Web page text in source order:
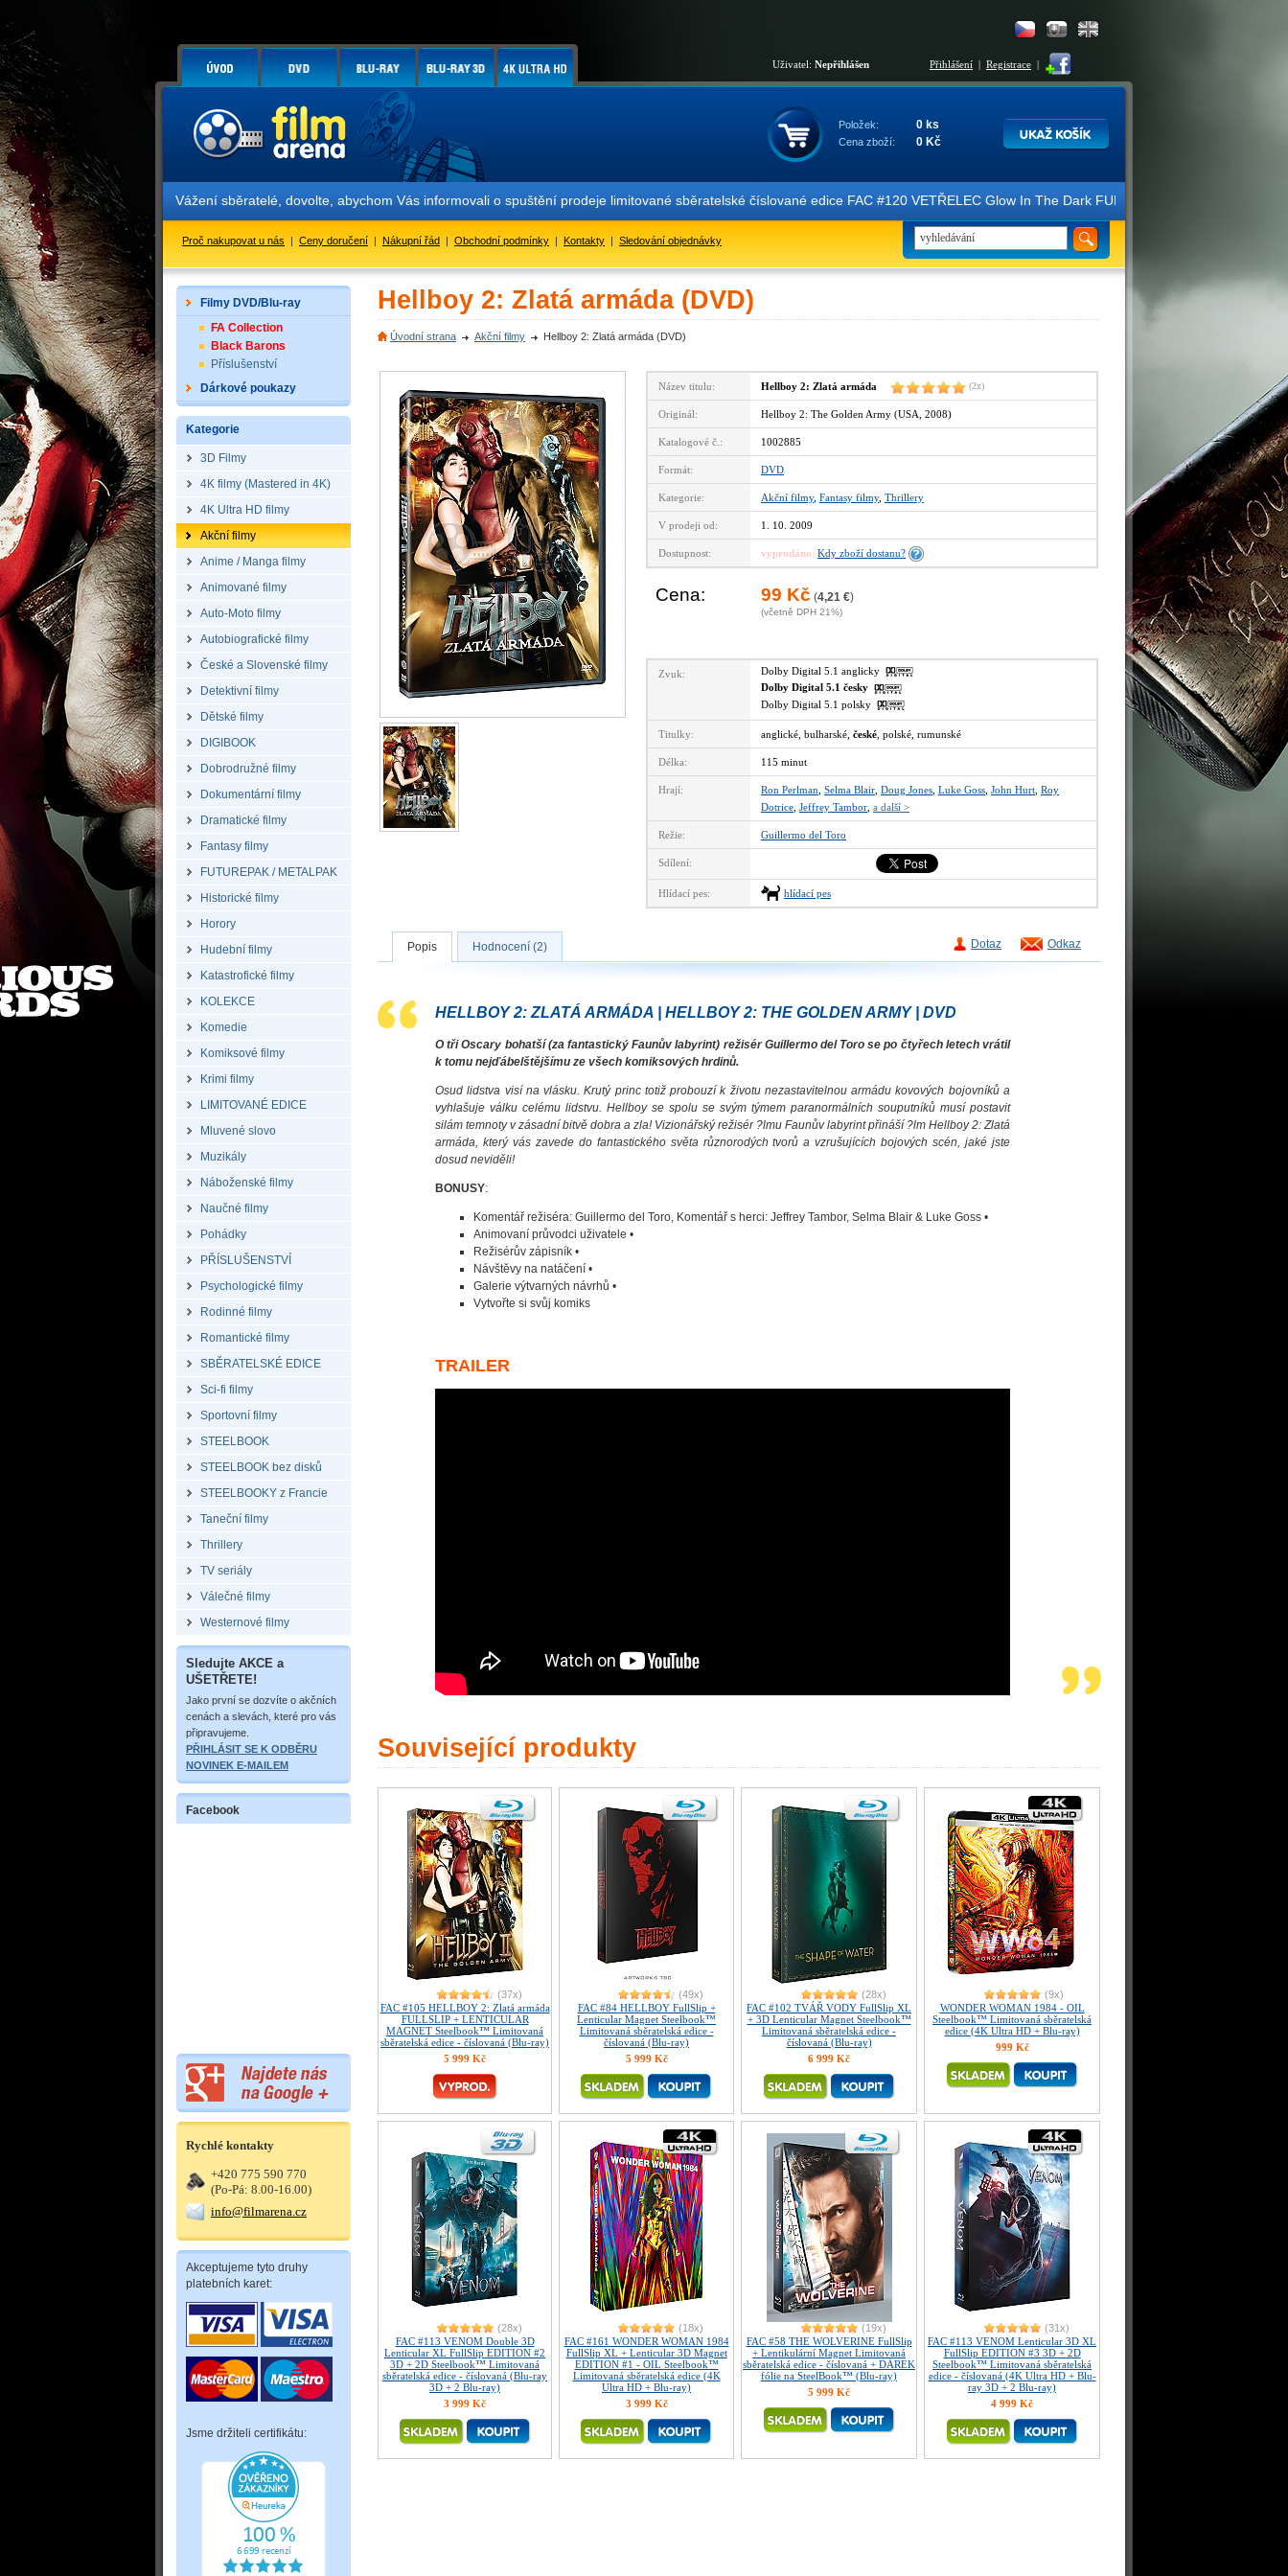
Uživatel: Nepřihlášen Přihlášení | Registrace |
Položek: 0 ks
Cena zboží: 0 Kč
Vážení sběratelé, dovolte, abychom Vás informovali o spuštění prodeje limitované sběratelské číslované edice FAC #120 VETŘELEC Glow In The Dark FULLSLIP XL EDITION #3 4K
Proč nakupovat u nás | Ceny doručení | Nákupní řád | Obchodní podmínky | Kontakty | Sledování objednávky
Filmy DVD/Blu-ray
FA Collection
Black Barons
Příslušenství
Dárkové poukazy
Kategorie
3D Filmy
4K filmy (Mastered in 4K)
4K Ultra HD filmy
Akční filmy
Anime / Manga filmy
Animované filmy
Auto-Moto filmy
Autobiografické filmy
České a Slovenské filmy
Detektivní filmy
Dětské filmy
DIGIBOOK
Dobrodružné filmy
Dokumentární filmy
Dramatické filmy
Fantasy filmy
FUTUREPAK / METALPAK
Historické filmy
Horory
Hudební filmy
Katastrofické filmy
KOLEKCE
Komedie
Komiksové filmy
Krimi filmy
LIMITOVANÉ EDICE
Mluvené slovo
Muzikály
Náboženské filmy
Naučné filmy
Pohádky
PŘÍSLUŠENSTVÍ
Psychologické filmy
Rodinné filmy
Romantické filmy
SBĚRATELSKÉ EDICE
Sci-fi filmy
Sportovní filmy
STEELBOOK
STEELBOOK bez disků
STEELBOOKY z Francie
Taneční filmy
Thrillery
TV seriály
Válečné filmy
Westernové filmy
Sledujte AKCE a
UŠETŘETE!
Jako první se dozvíte o akčních
cenách a slevách, které pro vás
připravujeme.
PŘIHLÁSIT SE K ODBĚRU
NOVINEK E-MAILEM
Facebook
Rychlé kontakty
+420 775 590 770
(Po-Pá: 8.00-16.00)
info@filmarena.cz
Akceptujeme tyto druhy
platebních karet:
Jsme držiteli certifikátu:
Hellboy 2: Zlatá armáda (DVD)
Úvodní strana Akční filmy Hellboy 2: Zlatá armáda (DVD)
Název titulu: Hellboy 2: Zlatá armáda (2x)
Originál: Hellboy 2: The Golden Army (USA, 2008)
Katalogové č.: 1002885
Formát: DVD
Kategorie: Akční filmy, Fantasy filmy, Thrillery
V prodeji od: 1. 10. 2009
Dostupnost: vyprodáno Kdy zboží dostanu?
Cena: 99 Kč (4,21 €)
(včetně DPH 21%)
Zvuk:
Dolby Digital 5.1 anglicky
Dolby Digital 5.1 česky
Dolby Digital 5.1 polsky
Titulky: anglické, bulharské, české , polské, rumunské
Délka: 115 minut
Hrají: Ron Perlman Selma Blair Doug Jones Luke Goss John Hurt Roy
Dotrice Jeffrey Tambor a další >
Režie: Guillermo del Toro
Sdílení:
Hlídací pes: hlídací pes
Dotaz Odkaz
Popis Hodnocení (2)
HELLBOY 2: ZLATÁ ARMÁDA | HELLBOY 2: THE GOLDEN ARMY | DVD
O tři Oscary bohatší (za fantastický Faunův labyrint) režisér Guillermo del Toro se po čtyřech letech vrátil
k tomu nejďábelštějšímu ze všech komiksových hrdinů.
Osud lidstva visí na vlásku. Krutý princ totiž probouzí k životu nezastavitelnou armádu kovových bojovníků a
vyhlašuje válku celému lidstvu. Hellboy se spolu se svým týmem paranormálních souputníků musí postavit
silám temnoty v zásadní bitvě dobra a zla! Vizionářský režisér ?lmu Faunův labyrint přináší ?lm Hellboy 2: Zlatá
armáda, který vás zavede do fantastického světa různorodých tvorů a vzrušujících bojových scén, jaké jste
dosud neviděli!
BONUSY:
Komentář režiséra: Guillermo del Toro, Komentář s herci: Jeffrey Tambor, Selma Blair & Luke Goss •
Animovaní průvodci uživatele •
Režisérův zápisník •
Návštěvy na natáčení •
Galerie výtvarných návrhů •
Vytvořte si svůj komiks
TRAILER
Související produkty
(37x)
FAC #105 HELLBOY 2: Zlatá armáda
FULLSLIP + LENTICULAR
MAGNET Steelbook™ Limitovaná
sběratelská edice - číslovaná (Blu-ray)
5 999 Kč
(49x)
FAC #84 HELLBOY FullSlip +
Lenticular Magnet Steelbook™
Limitovaná sběratelská edice -
číslovaná (Blu-ray)
5 999 Kč
(28x)
FAC #102 TVÁŘ VODY FullSlip XL
+ 3D Lenticular Magnet Steelbook™
Limitovaná sběratelská edice -
číslovaná (Blu-ray)
6 999 Kč
(9x)
WONDER WOMAN 1984 - OIL
Steelbook™ Limitovaná sběratelská
edice (4K Ultra HD + Blu-ray)
999 Kč
(28x)
FAC #113 VENOM Double 3D
Lenticular XL FullSlip EDITION #2
3D + 2D Steelbook™ Limitovaná
sběratelská edice - číslovaná (Blu-ray
3D + 2 Blu-ray)
3 999 Kč
(18x)
FAC #161 WONDER WOMAN 1984
FullSlip XL + Lenticular 3D Magnet
EDITION #1 - OIL Steelbook™
Limitovaná sběratelská edice (4K
Ultra HD + Blu-ray)
3 999 Kč
(19x)
FAC #58 THE WOLVERINE FullSlip
+ Lentikulární Magnet Limitovaná
sběratelská edice - číslovaná + DÁREK
fólie na SteelBook™ (Blu-ray)
5 999 Kč
(31x)
FAC #113 VENOM Lenticular 3D XL
FullSlip EDITION #3 3D + 2D
Steelbook™ Limitovaná sběratelská
edice - číslovaná (4K Ultra HD + Blu-
ray 3D + 2 Blu-ray)
4 999 Kč